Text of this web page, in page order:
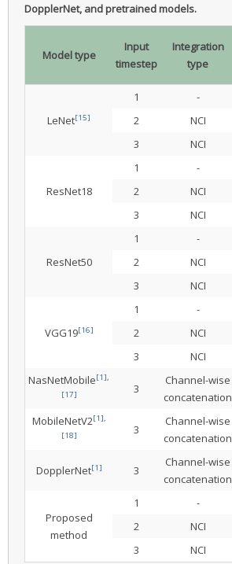
DopplerNet, and pretrained models.
Model type
Input
timestep
Integration
type
LeNet[15]
1 -
2
NCI
3
NCI
ResNet18
1 -
2
NCI
3
NCI
ResNet50
1 -
2
NCI
3
NCI
VGG19[16]
1 -
2
NCI
3
NCI
NasNetMobile[1],
[17]
3
Channel-wise
concatenation
MobileNetV2[1],
[18]
3
Channel-wise
concatenation
DopplerNet[1] 3
Channel-wise
concatenation
Proposed
method
1 -
2
NCI
3
NCI